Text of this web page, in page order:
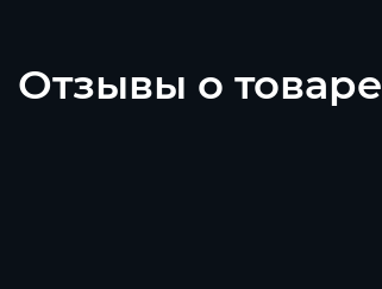
Отзывы о товаре